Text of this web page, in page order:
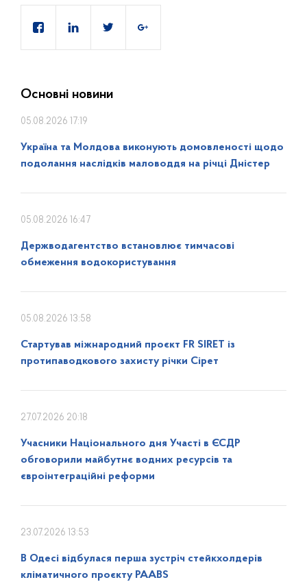
Основні новини
05.08.2026 17:19
Україна та Молдова виконують домовленості щодо
подолання наслідків маловоддя на річці Дністер
05.08.2026 16:47
Держводагентство встановлює тимчасові
обмеження водокористування
05.08.2026 13:58
Стартував міжнародний проєкт FR SIRET із
протипаводкового захисту річки Сірет
27.07.2026 20:18
Учасники Національного дня Участі в ЄСДР
обговорили майбутнє водних ресурсів та
євроінтеграційні реформи
23.07.2026 13:53
В Одесі відбулася перша зустріч стейкхолдерів
кліматичного проєкту PAABS